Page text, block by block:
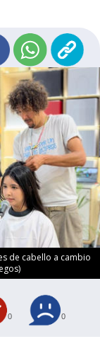
de cabello a cambio
0 0